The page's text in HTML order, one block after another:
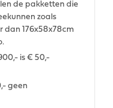
de pakketten die
zoals
dan 176x58x78cm
is € 50,-
geen